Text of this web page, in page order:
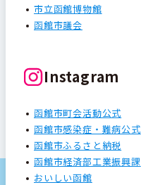
市立函館博物館
函館市議会
Instagram
函館市町会活動公式
函館市感染症・難病公式
函館市ふるさと納税
函館市経済部工業振興課
おいしい函館